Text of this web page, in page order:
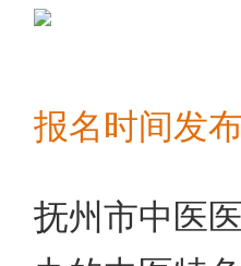
报名时间发
抚州市中医